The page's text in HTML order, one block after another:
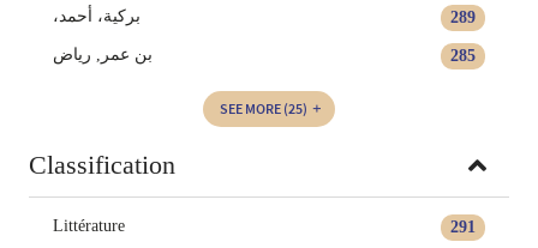
289 ،بركية، أحمد
285 بن عمر, رياض
SEE MORE (25)
Classification
291
Littérature